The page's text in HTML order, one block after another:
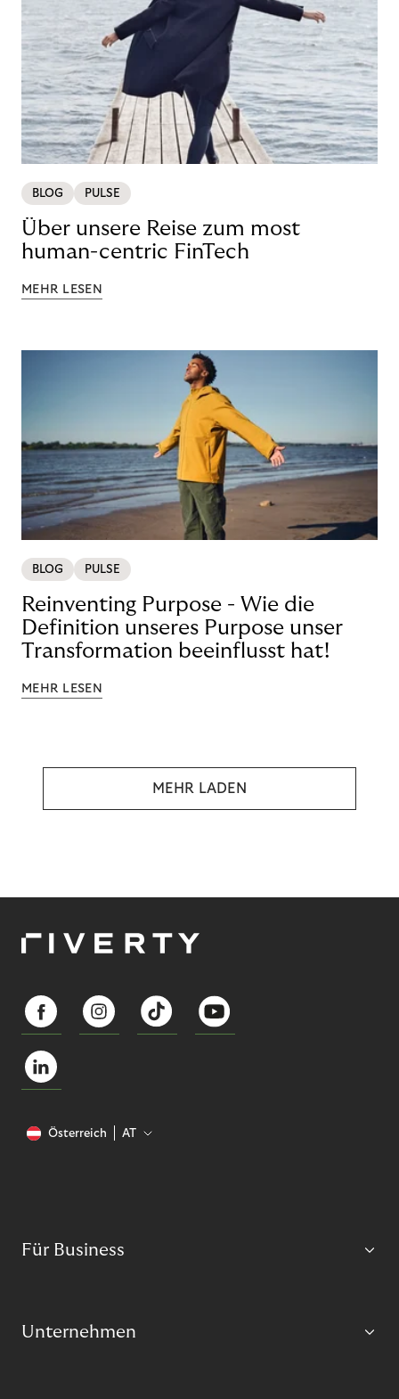
BLOG PULSE
Über unsere Reise zum most
human-centric FinTech
MEHR LESEN
BLOG PULSE
Reinventing Purpose - Wie die
Definition unseres Purpose unser
Transformation beeinflusst hat!
MEHR LESEN
MEHR LADEN
Österreich AT
Für Business
Unternehmen